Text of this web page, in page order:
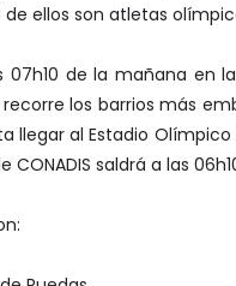
ellos son atletas
07h10 de la mañana en
recorre los barrios más
llegar al Estadio
CONADIS saldrá a las